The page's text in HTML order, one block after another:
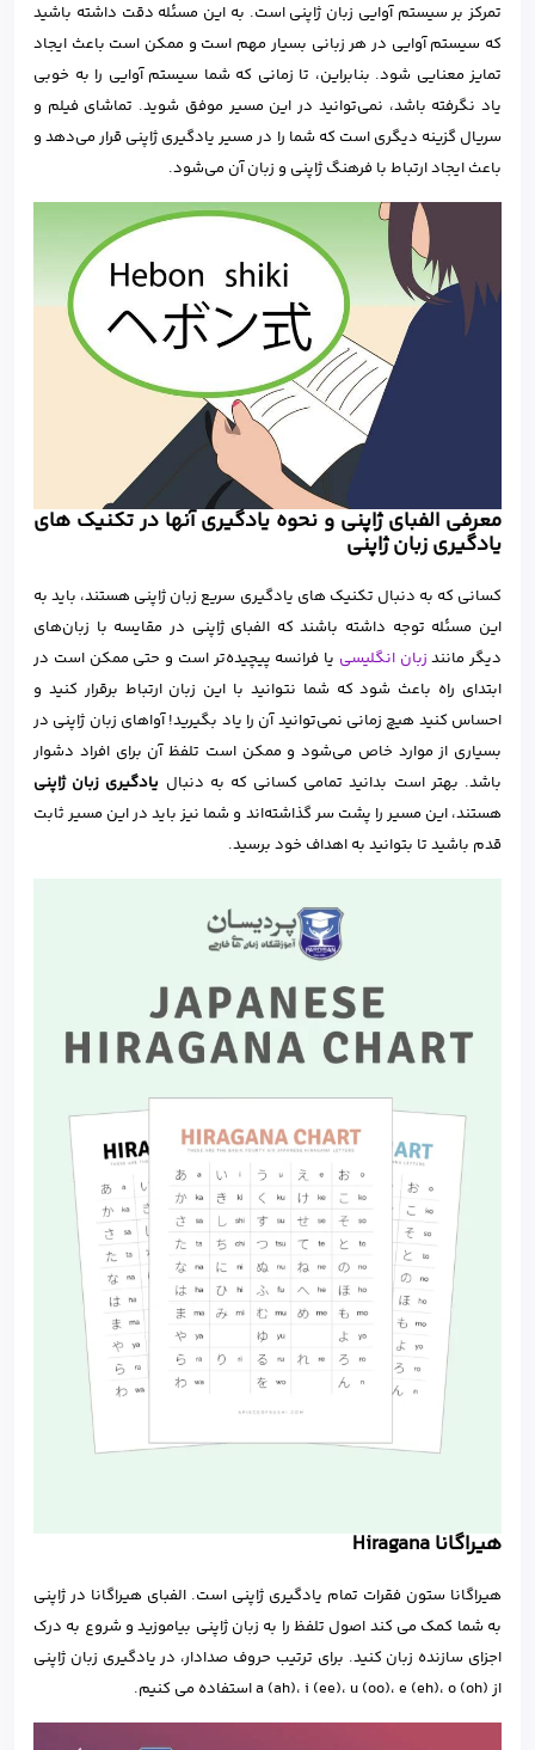
تمرکز بر سیستم آوایی زبان ژاپنی است. به این مسئله دقت داشته باشید
که سیستم آوایی در هر زبانی بسیار مهم است و ممکن است باعث ایجاد
تمایز معنایی شود. بنابراین، تا زمانی که شما سیستم آوایی را به خوبی
یاد نگرفته باشد، نمی‌توانید در این مسیر موفق شوید. تماشای فیلم و
سریال گزینه دیگری است که شما را در مسیر یادگیری ژاپنی قرار می‌دهد و
باعث ایجاد ارتباط با فرهنگ ژاپنی و زبان آن می‌شود.
معرفی الفبای ژاپنی و نحوه یادگیری آنها در تکنیک های
یادگیری زبان ژاپنی
کسانی که به دنبال تکنیک های یادگیری سریع زبان ژاپنی هستند، باید به
این مسئله توجه داشته باشند که الفبای ژاپنی در مقایسه با زبان‌های
دیگر مانند زبان انگلیسی یا فرانسه پیچیده‌تر است و حتی ممکن است در
ابتدای راه باعث شود که شما نتوانید با این زبان ارتباط برقرار کنید و
احساس کنید هیچ زمانی نمی‌توانید آن را یاد بگیرید! آواهای زبان ژاپنی در
بسیاری از موارد خاص می‌شود و ممکن است تلفظ آن برای افراد دشوار
باشد. بهتر است بدانید تمامی کسانی که به دنبال یادگیری زبان ژاپنی
هستند، این مسیر را پشت سر گذاشته‌اند و شما نیز باید در این مسیر ثابت
قدم باشید تا بتوانید به اهداف خود برسید.
هیراگانا Hiragana
هیراگانا ستون فقرات تمام یادگیری ژاپنی است. الفبای هیراگانا در ژاپنی
به شما کمک می کند اصول تلفظ را به زبان ژاپنی بیاموزید و شروع به درک
اجزای سازنده زبان کنید. برای ترتیب حروف صدادار، در یادگیری زبان ژاپنی
از a (ah)، i (ee)، u (oo)، e (eh)، o (oh) استفاده می کنیم.